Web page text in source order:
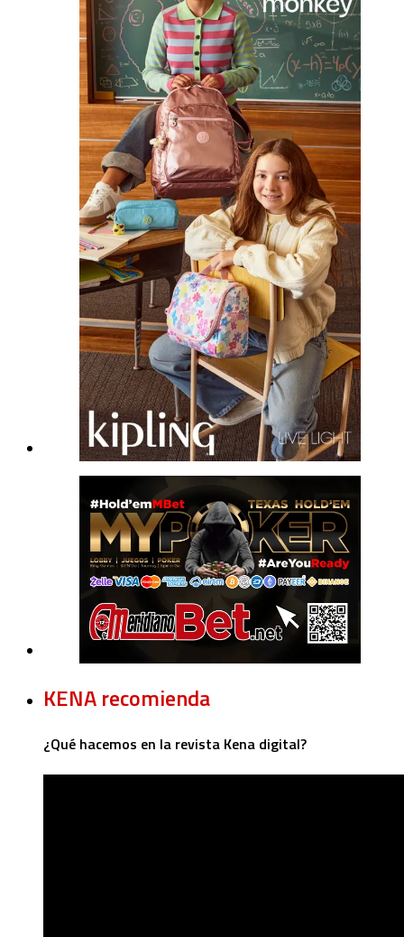
KENA recomienda
¿Qué hacemos en la revista Kena digital?